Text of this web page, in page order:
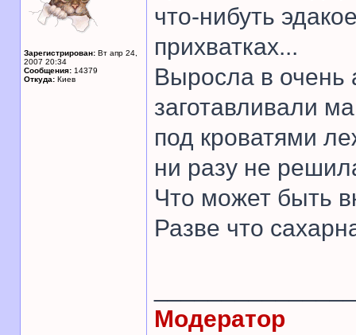
Зарегистрирован: Вт апр 24,
2007 20:34
Сообщения: 14379
Откуда: Киев
что-нибуть
прихватках...
Выросла в очень
заготавливали
под кроватями
ни разу не
Что может быть
Разве что
Модератор